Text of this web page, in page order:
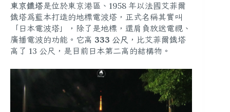
東京鐵塔是位於東京港區、1958 年以法國艾菲爾
鐵塔為藍本打造的地標電波塔，正式名稱其實叫
「日本電波塔」，除了是地標，還肩負放送電視、
廣播電波的功能。它高 333 公尺 ，比艾菲爾鐵塔
高了 13 公尺，是目前日本第二高的結構物。